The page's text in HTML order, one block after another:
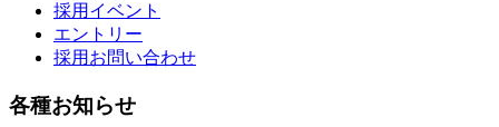
採用イベント
エントリー
採用お問い合わせ
各種お知らせ